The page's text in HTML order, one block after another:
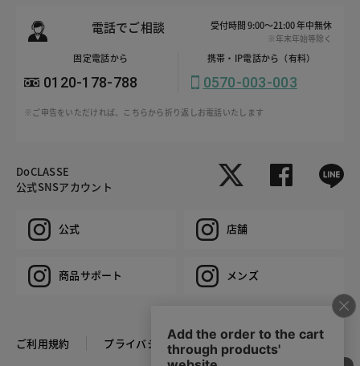
電話でご相談 受付時間 9:00～21:00 年中無休
※年末年始等除く
固定電話から
0120-178-788
携帯・IP電話から（有料）
0570-003-003
※ご申告をいただければ、こちらから折り返しお電話いたします
DoCLASSE
公式SNSアカウント
公式 店舗
商品サポート メンズ
ご利用規約
プライバシーポリシー